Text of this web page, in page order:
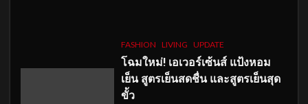
FASHION LIVING UPDATE
โฉมใหม่! เอเวอร์เซ้นส์ แป้งหอม
เย็น สูตรเย็นสดชื่น และสูตรเย็นสุด
ขั้ว